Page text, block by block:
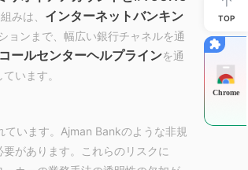
みは、 インターネットバンキン
ョンまで、幅広い銀行チャネルを通
ールセンターヘルプラインを通
います。
います。Ajman Bankのような非規
があります。これらのリスクに
TOP
Chrome